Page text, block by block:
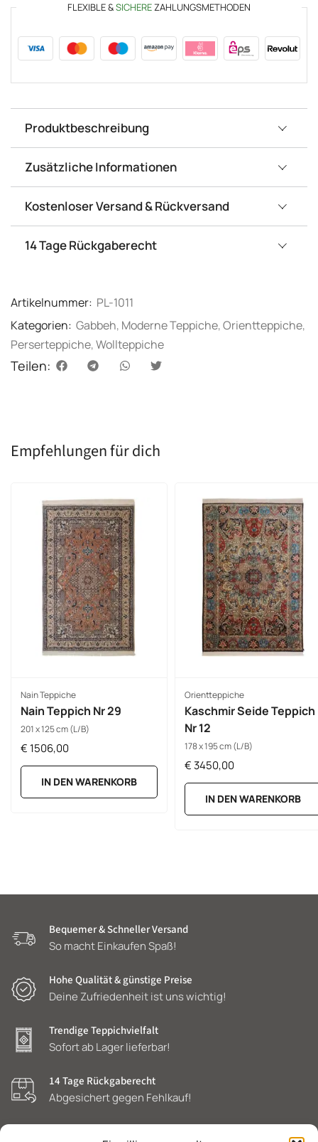
FLEXIBLE &SICHEREZAHLUNGSMETHODEN
Produktbeschreibung
Zusätzliche Informationen
Kostenloser Versand & Rückversand
14 Tage Rückgaberecht
Artikelnummer: PL-1011
Kategorien: Gabbeh, Moderne Teppiche,Orientteppiche,
Perserteppiche,Wollteppiche
Teilen:
Empfehlungen für dich
Nain Teppiche
Nain Teppich Nr 29
201 x 125 cm (L/B)
€ 1506,00
IN DEN WARENKORB
Orientteppiche
Kaschmir Seide Teppich
Nr 12
178 x 195 cm (L/B)
€ 3450,00
IN DEN WARENKORB
Bequemer & Schneller Versand
So macht Einkaufen Spaß!
Hohe Qualität & günstige Preise
Deine Zufriedenheit ist uns wichtig!
Trendige Teppichvielfalt
Sofort ab Lager lieferbar!
14 Tage Rückgaberecht
Abgesichert gegen Fehlkauf!